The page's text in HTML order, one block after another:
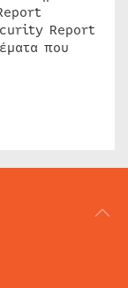
Report
που